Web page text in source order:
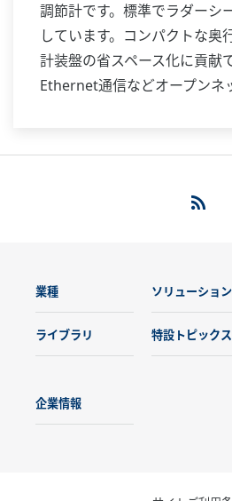
調節計です。標準でラダーシ
しています。コンパクトな奥
計装盤の省スペース化に貢献
Ethernet通信などオープンネ
業種 ソリューション
ライブラリ 特設トピックス
企業情報